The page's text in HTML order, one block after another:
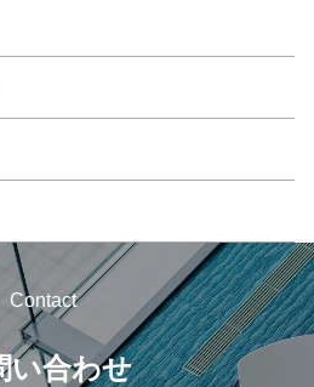
Contact
い合わせ